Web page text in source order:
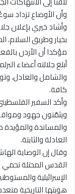
وأن الأوضاع تزداد
وأشاد خيري بإعلان
بخيار وطريق السلام،
مؤكدا أن الأردن
أبلغ جلالته أعضاء
والشامل والعادل،
كافة.
وأكد السفير
ويثمّنون جهود ومواقف
والمساندة
العادلة والثابتة.
وقال إن الوصاية
القدس المحتلة
الإسرائيلية
هويتها التاريخية